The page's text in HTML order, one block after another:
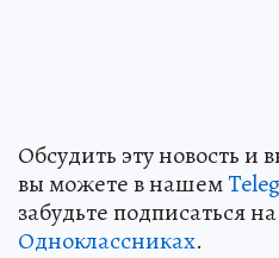
Обсудить эту новость и
вы можете в нашем
забудьте подписаться
Одноклассниках.